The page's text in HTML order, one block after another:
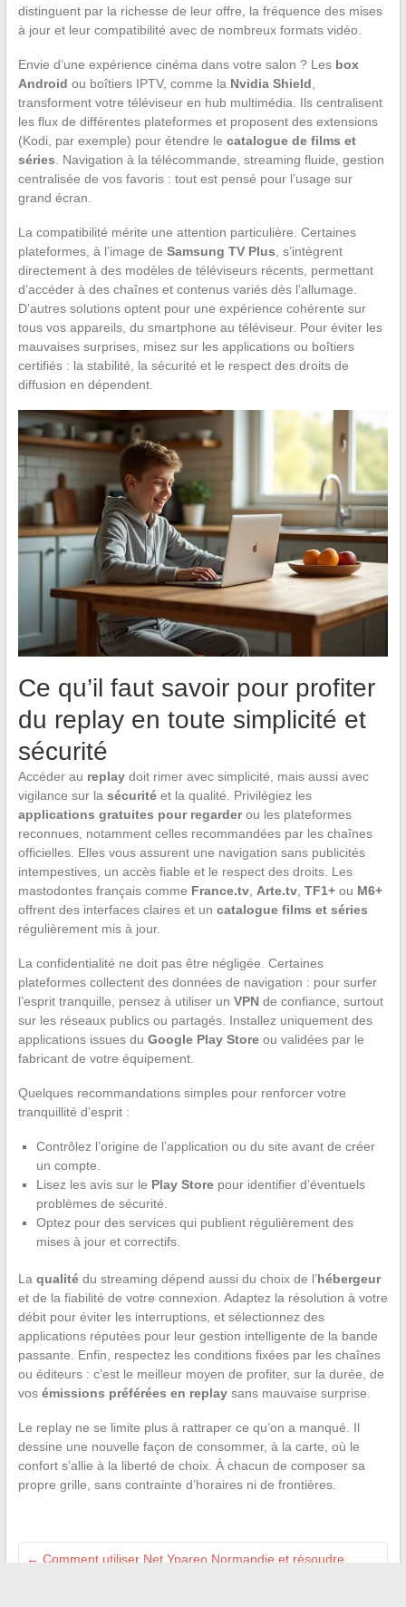
distinguent par la richesse de leur offre, la fréquence des mises
à jour et leur compatibilité avec de nombreux formats vidéo.
Envie d’une expérience cinéma dans votre salon ? Les box
Android ou boîtiers IPTV, comme la Nvidia Shield
transforment votre téléviseur en hub multimédia. Ils centralisent
les flux de différentes plateformes et proposent des extensions
(Kodi, par exemple) pour étendre le catalogue de films et
séries . Navigation à la télécommande, streaming fluide, gestion
centralisée de vos favoris : tout est pensé pour l’usage sur
grand écran.
La compatibilité mérite une attention particulière. Certaines
plateformes, à l’image de Samsung TV Plus , s’intègrent
directement à des modèles de téléviseurs récents, permettant
d’accéder à des chaînes et contenus variés dès l’allumage.
D’autres solutions optent pour une expérience cohérente sur
tous vos appareils, du smartphone au téléviseur. Pour éviter les
mauvaises surprises, misez sur les applications ou boîtiers
certifiés : la stabilité, la sécurité et le respect des droits de
diffusion en dépendent.
Ce qu’il faut savoir pour profiter
du replay en toute simplicité et
sécurité
Accéder au replaydoit rimer avec simplicité, mais aussi avec
vigilance sur la sécuritéet la qualité. Privilégiez les
applications gratuites pour regarderou les plateformes
reconnues, notamment celles recommandées par les chaînes
officielles. Elles vous assurent une navigation sans publicités
intempestives, un accès fiable et le respect des droits. Les
mastodontes français comme France.tv, Arte.tv, TF1+ou M6+
offrent des interfaces claires et un catalogue films et séries
régulièrement mis à jour.
La confidentialité ne doit pas être négligée. Certaines
plateformes collectent des données de navigation : pour surfer
l’esprit tranquille, pensez à utiliser un VPNde confiance, surtout
sur les réseaux publics ou partagés. Installez uniquement des
applications issues du Google Play Storeou validées par le
fabricant de votre équipement.
Quelques recommandations simples pour renforcer votre
tranquillité d’esprit :
Contrôlez l’origine de l’application ou du site avant de créer
un compte.
Lisez les avis sur le Play Storepour identifier d’éventuels
problèmes de sécurité.
Optez pour des services qui publient régulièrement des
mises à jour et correctifs.
La qualitédu streaming dépend aussi du choix de l’hébergeur
et de la fiabilité de votre connexion. Adaptez la résolution à votre
débit pour éviter les interruptions, et sélectionnez des
applications réputées pour leur gestion intelligente de la bande
passante. Enfin, respectez les conditions fixées par les chaînes
ou éditeurs : c’est le meilleur moyen de profiter, sur la durée, de
vos émissions préférées en replaysans mauvaise surprise.
Le replay ne se limite plus à rattraper ce qu’on a manqué. Il
dessine une nouvelle façon de consommer, à la carte, où le
confort s’allie à la liberté de choix. À chacun de composer sa
propre grille, sans contrainte d’horaires ni de frontières.
← Comment utiliser Net Ypareo Normandie et résoudre